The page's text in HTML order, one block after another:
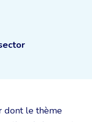
dont le thème